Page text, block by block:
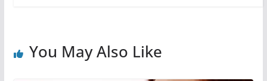
You May Also Like